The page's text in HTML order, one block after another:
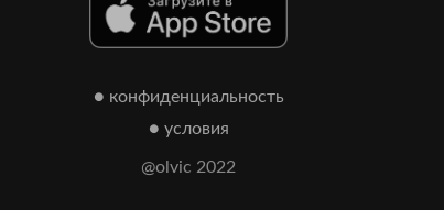
● конфиденциальность
● условия
@olvic 2022